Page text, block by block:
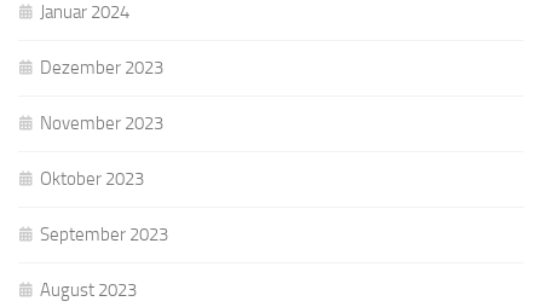
Januar 2024
Dezember 2023
November 2023
Oktober 2023
September 2023
August 2023